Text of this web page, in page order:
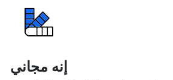
إنه مجاني